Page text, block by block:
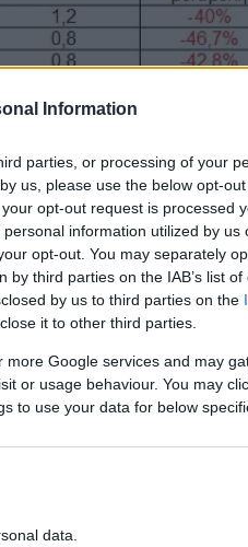
Information
parties, or processing of your
us, please use the below opt-
opt-out request is processed
information utilized by us
opt-out. You may separately
third parties on the IAB’s list of
by us to third parties on the
it to other third parties.
Google services and may
or usage behaviour. You may
to use your data for below
data.
τα κουνουπίδια 70